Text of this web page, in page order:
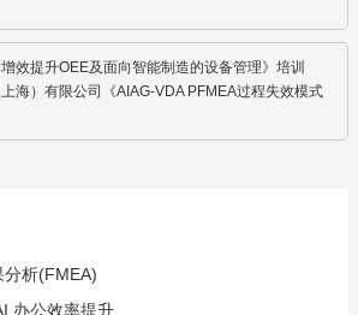
效提升OEE及面向智能制造的设备管理》培训
海）有限公司《AIAG-VDA PFMEA过程失效模式
析(FMEA)
办公效率提升